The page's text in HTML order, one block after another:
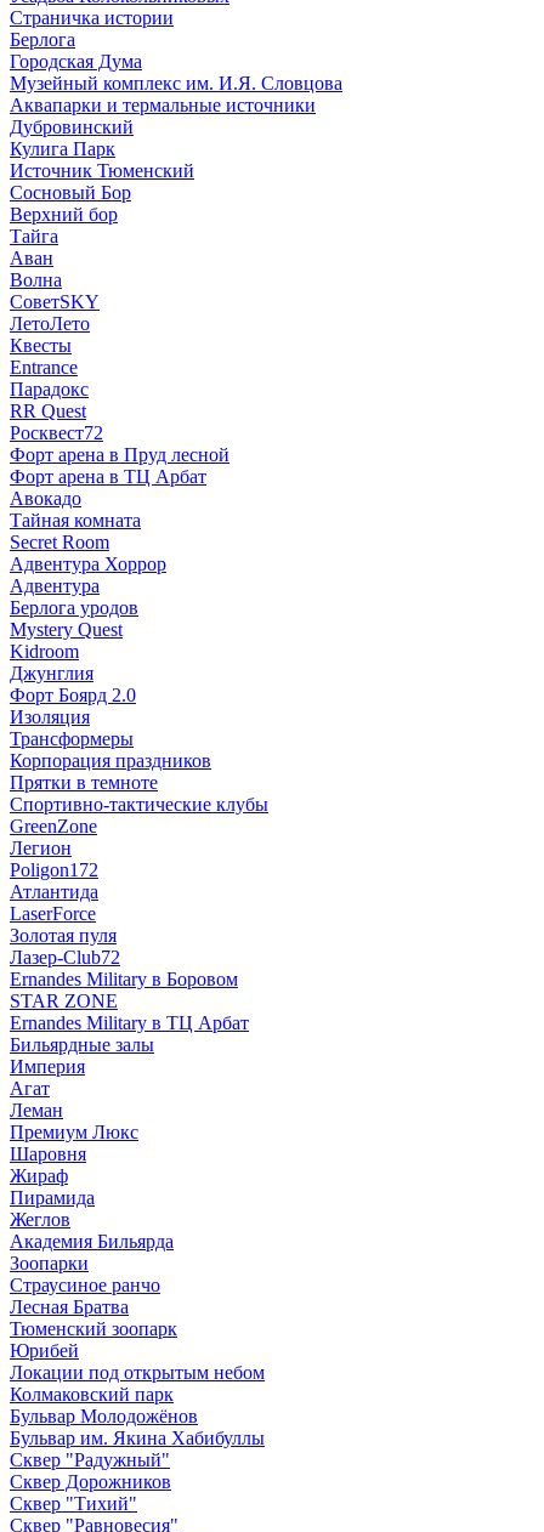
Страничка истории
Берлога
Городская Дума
Музейный комплекс им. И.Я. Словцова
Аквапарки и термальные источники
Дубровинский
Кулига Парк
Источник Тюменский
Сосновый Бор
Верхний бор
Тайга
Аван
Волна
СоветSKY
ЛетоЛето
Квесты
Entrance
Парадокс
RR Quest
Росквест72
Форт арена в Пруд лесной
Форт арена в ТЦ Арбат
Авокадо
Тайная комната
Secret Room
Адвентура Хоррор
Адвентура
Берлога уродов
Mystery Quest
Kidroom
Джунглия
Форт Боярд 2.0
Изоляция
Трансформеры
Корпорация праздников
Прятки в темноте
Спортивно-тактические клубы
GreenZone
Легион
Poligon172
Атлантида
LaserForce
Золотая пуля
Лазер-Club72
Ernandes Military в Боровом
STAR ZONE
Ernandes Military в ТЦ Арбат
Бильярдные залы
Империя
Агат
Леман
Премиум Люкс
Шаровня
Жираф
Пирамида
Жеглов
Академия Бильярда
Зоопарки
Страусиное ранчо
Лесная Братва
Тюменский зоопарк
Юрибей
Локации под открытым небом
Колмаковский парк
Бульвар Молодожёнов
Бульвар им. Якина Хабибуллы
Сквер "Радужный"
Сквер Дорожников
Сквер "Тихий"
Cквер "Равновесия"